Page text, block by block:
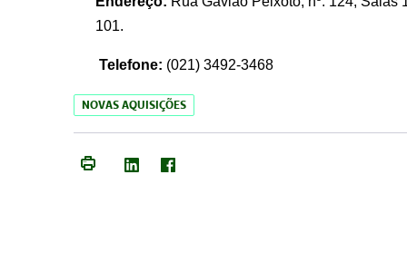
101.
Telefone: (021) 3492-3468
NOVAS AQUISIÇÕES